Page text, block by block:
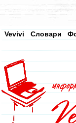
Vevivi Словари